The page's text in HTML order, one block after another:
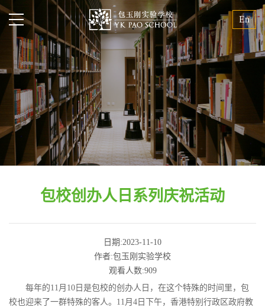
En
包校创办人日系列庆祝活动
日期:2023-11-10
作者:包玉刚实验学校
观看人数:909
每年的11月10日是包校的创办人日，在这个特殊的时间里，包
校也迎来了一群特殊的客人。11月4日下午，香港特别行政区政府教